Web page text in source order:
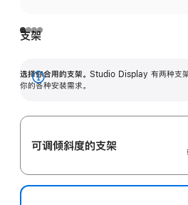
支架
选择你合用的支架。 Studio Display 有两种支架
你的各种安装需求。
展
可调倾斜度的支架